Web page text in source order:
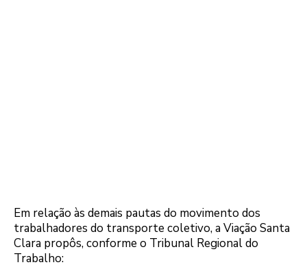
Em relação às demais pautas do movimento dos
trabalhadores do transporte coletivo, a Viação Santa
Clara propôs, conforme o Tribunal Regional do
Trabalho: